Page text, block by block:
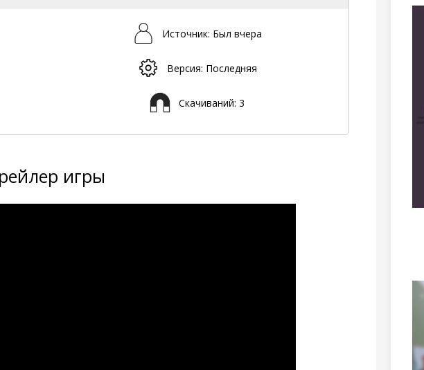
Источник: Был вчера
Версия: Последняя
Скачиваний: 3
игры